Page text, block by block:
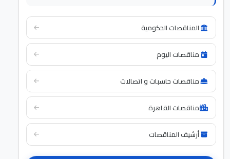
المناقصات الحكومية
مناقصات اليوم
مناقصات حاسبات و اتصالات
مناقصات القاهرة
أرشيف المناقصات